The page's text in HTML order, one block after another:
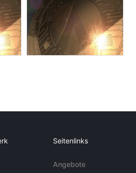
Seitenlinks
Angebote